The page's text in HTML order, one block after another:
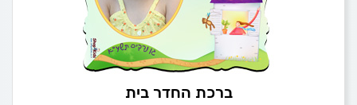
ברכת החדר בית